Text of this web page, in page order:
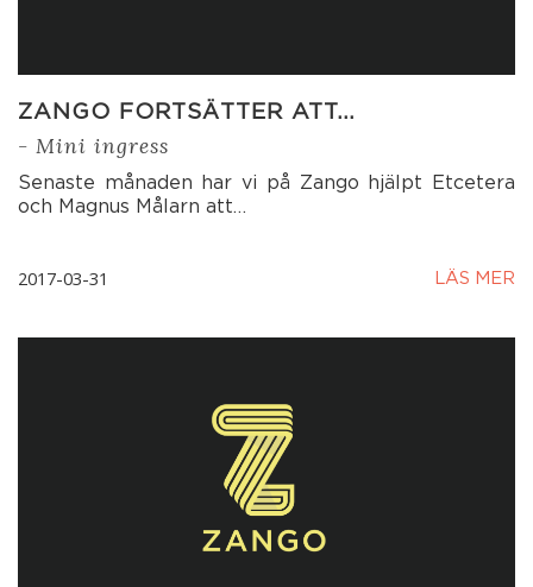
ZANGO FORTSÄTTER ATT…
- Mini ingress
Senaste månaden har vi på Zango hjälpt Etcetera
och Magnus Målarn att…
2017-03-31 LÄS MER